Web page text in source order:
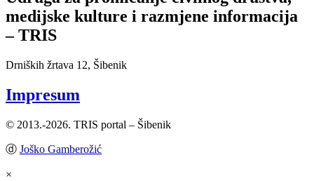
medijske kulture i razmjene informacija
– TRIS
Drniških žrtava 12, Šibenik
Impresum
© 2013.-2026. TRIS portal – Šibenik
ⓓ Joško Gamberožić
×